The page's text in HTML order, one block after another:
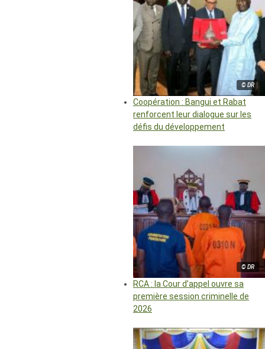
© DR
Coopération : Bangui et Rabat
renforcent leur dialogue sur les
défis du développement
© DR
RCA : la Cour d’appel ouvre sa
première session criminelle de
2026